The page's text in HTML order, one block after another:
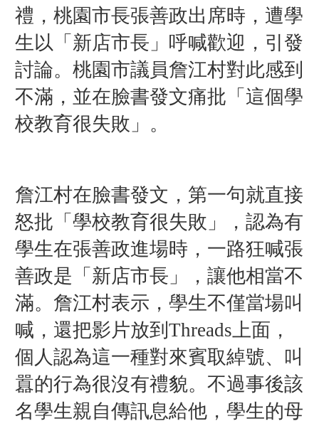
禮，桃園市長張善政出席時，遭學
生以「新店市長」呼喊歡迎，引發
討論。桃園市議員詹江村對此感到
不滿，並在臉書發文痛批「這個學
校教育很失敗」。
詹江村在臉書發文，第一句就直接
怒批「學校教育很失敗」，認為有
學生在張善政進場時，一路狂喊張
善政是「新店市長」，讓他相當不
滿。 詹江村表示，學生不僅當場叫
喊，還把影片放到Threads上面，
個人認為這一種對來賓取綽號、叫
囂的行為很沒有禮貌。不過事後該
名學生親自傳訊息給他，學生的母